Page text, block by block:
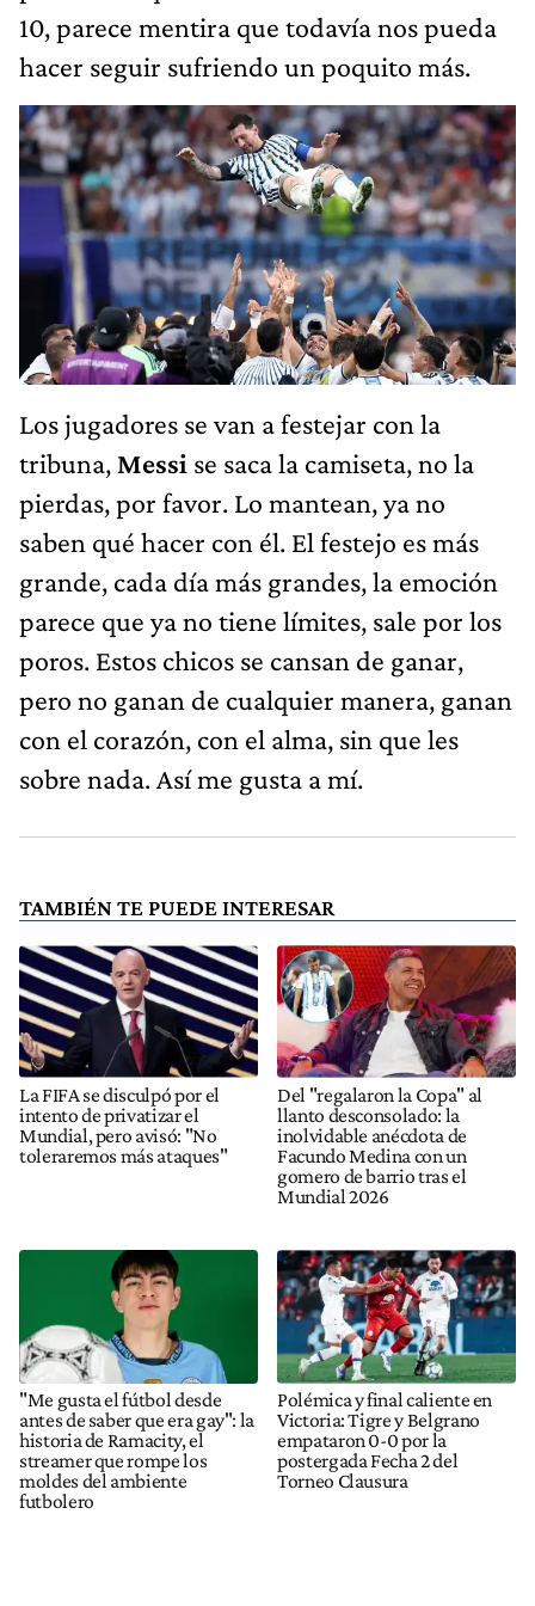
10, parece mentira que todavía nos pueda
hacer seguir sufriendo un poquito más.
Los jugadores se van a festejar con la
tribuna, Messi se saca la camiseta, no la
pierdas, por favor. Lo mantean, ya no
saben qué hacer con él. El festejo es más
grande, cada día más grandes, la emoción
parece que ya no tiene límites, sale por los
poros. Estos chicos se cansan de ganar,
pero no ganan de cualquier manera, ganan
con el corazón, con el alma, sin que les
sobre nada. Así me gusta a mí.
TAMBIÉN TE PUEDE INTERESAR
La FIFA se disculpó por el
intento de privatizar el
Mundial, pero avisó: "No
toleraremos más ataques"
Del "regalaron la Copa" al
llanto desconsolado: la
inolvidable anécdota de
Facundo Medina con un
gomero de barrio tras el
Mundial 2026
"Me gusta el fútbol desde
antes de saber que era gay": la
historia de Ramacity, el
streamer que rompe los
moldes del ambiente
futbolero
Polémica y final caliente en
Victoria: Tigre y Belgrano
empataron 0-0 por la
postergada Fecha 2 del
Torneo Clausura